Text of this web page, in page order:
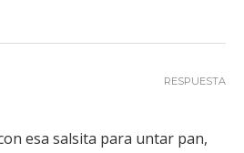
esa salsita para untar pan,
RESPUESTA